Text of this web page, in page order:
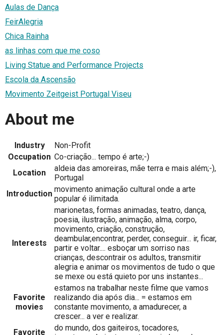
Aulas de Dança
FeirAlegria
Chica Rainha
as linhas com que me coso
Living Statue and Performance Projects
Escola da Ascensão
Movimento Zeitgeist Portugal Viseu
About me
Industry
Non-Profit
Occupation Co-criação... tempo é arte;-)
Location
aldeia das amoreiras, mãe terra e mais além;-),
Portugal
Introduction movimento animação cultural onde a arte
popular é ilimitada.
Interests
marionetas, formas animadas, teatro, dança,
poesia, ilustração, animação, alma, corpo,
movimento, criação, construção,
deambular,encontrar, perder, conseguir... ir, ficar,
partir e voltar.... esboçar um sorriso nas
crianças, descontrair os adultos, transmitir
alegria e animar os movimentos de tudo o que
se mexe ou está quieto por uns instantes...
Favorite
movies
estamos na trabalhar neste filme que vamos
realizando dia após dia... = estamos em
constante movimento, a amadurecer, a
crescer... a ver e realizar.
Favorite
do mundo, dos gaiteiros, tocadores,